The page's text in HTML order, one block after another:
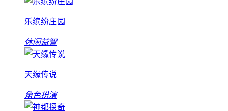
乐缤纷庄园
休闲益智
天缘传说
角色扮演